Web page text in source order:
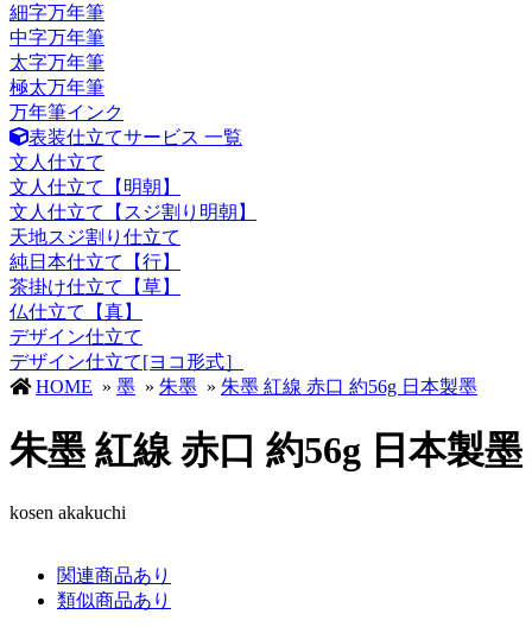
細字万年筆
中字万年筆
太字万年筆
極太万年筆
万年筆インク
表装仕立てサービス 一覧
文人仕立て
文人仕立て【明朝】
文人仕立て【スジ割り明朝】
天地スジ割り仕立て
純日本仕立て【行】
茶掛け仕立て【草】
仏仕立て【真】
デザイン仕立て
デザイン仕立て[ヨコ形式］
HOME » 墨 » 朱墨 » 朱墨 紅線 赤口 約56g 日本製墨
朱墨 紅線 赤口 約56g 日本製墨
kosen akakuchi
関連商品あり
類似商品あり